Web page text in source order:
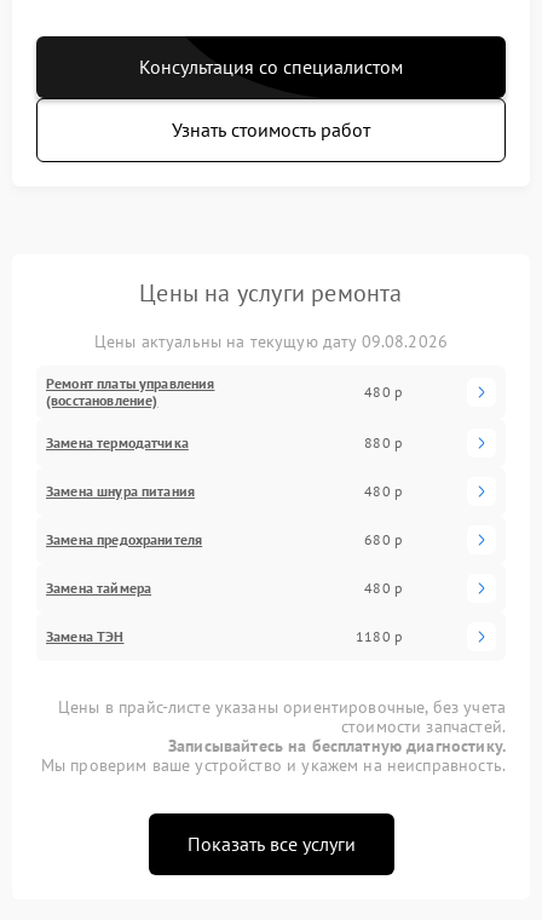
Консультация со специалистом
Узнать стоимость работ
Цены на услуги ремонта
Цены актуальны на текущую дату 09.08.2026
Ремонт платы управления
(восстановление)
480 р
Замена термодатчика 880 р
Замена шнура питания 480 р
Замена предохранителя 680 р
Замена таймера 480 р
Замена ТЭН 1180 р
Цены в прайс-листе указаны ориентировочные, без учета
стоимости запчастей.
Записывайтесь на бесплатную диагностику.
Мы проверим ваше устройство и укажем на неисправность.
Показать все услуги